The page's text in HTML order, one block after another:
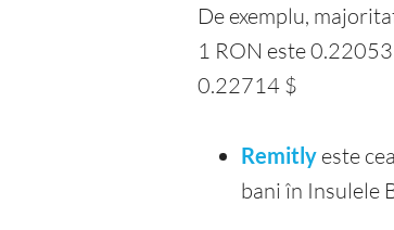
De exemplu,
1 RON este
0.22714 $
Remitly este
bani în Insulele